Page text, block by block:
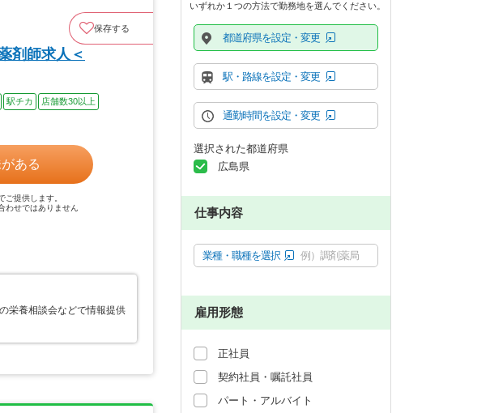
保存する
剤師求人＜
駅チカ
店舗数30以上
ある
ご提供します。
わせではありません
栄養相談会などで情報提供
いずれか１つの方法で勤務地を選んでください。
都道府県を設定・変更
駅・路線を設定・変更
通勤時間を設定・変更
選択された都道府県
広島県
仕事内容
業種・職種を選択 例）調剤薬局
雇用形態
正社員
契約社員・嘱託社員
パート・アルバイト